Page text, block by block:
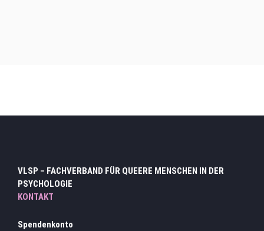
VLSP – FACHVERBAND FÜR QUEERE MENSCHEN IN DER
PSYCHOLOGIE
KONTAKT
Spendenkonto